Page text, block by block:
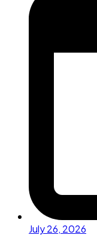
July 26, 2026